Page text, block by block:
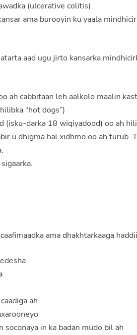
(ulcerative colitis)
ama burooyin ku yaala
aad ugu jirto kansarka
ah cabbitaan leh aalkolo maalin
“hot dogs”)
(isku-darka 18 wiqiyadood) oo ah
u dhigma hal xidhmo oo ah turub.
ama dhakhtarkaaga
ah
soconaya in ka badan mudo bil ah